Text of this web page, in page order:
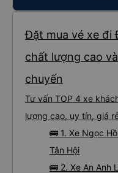
chuyển chạy ghê quá, cảm
là 1 trải nghiệm rất hài lòng.
Đặt mua vé xe đi
chất lượng cao
chuyến
Tư vấn TOP 4 xe
lượng cao, uy tín, giá
🚌 1. Xe Ngọc
Tân Hội
🚌 2. Xe An Anh